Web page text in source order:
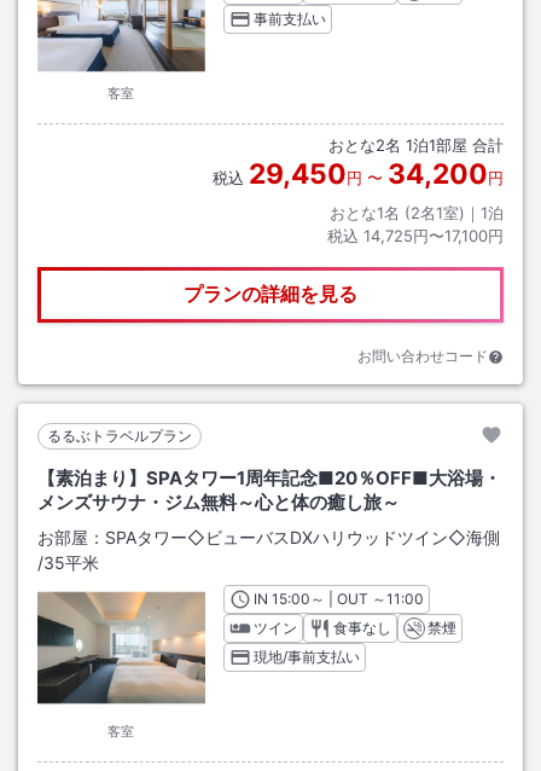
客室
事前支払い
おとな2名 1泊1部屋 合計
税込 29,450円 〜 34,200円
おとな1名 (2名1室)｜ 1泊
税込 14,725円〜17,100円
プランの詳細を見る
お問い合わせコード
るるぶトラベルプラン
【素泊まり】SPAタワー1周年記念■20％OFF■大浴場・
メンズサウナ・ジム無料～心と体の癒し旅～
お部屋： SPAタワー◇ビューバスDXハリウッドツイン◇海側
/35平米
客室
INチェックイン
15:00 ～ | OUT チェックアウト
～11:00
ツイン
食事なし
禁煙
現地/事前支払い